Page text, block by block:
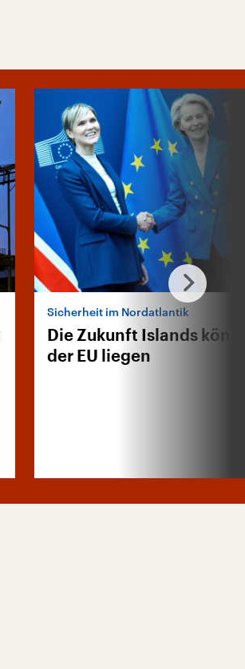
Sicherheit im Nordatlantik
Die Zukunft Islands
der EU liegen